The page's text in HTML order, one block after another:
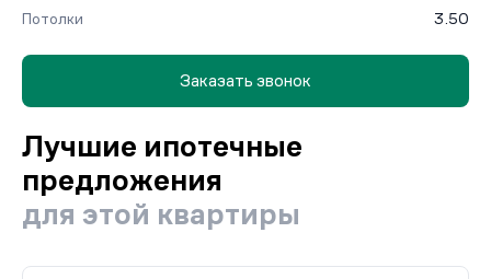
Потолки
3.50
Заказать звонок
Лучшие ипотечные
предложения
для этой квартиры